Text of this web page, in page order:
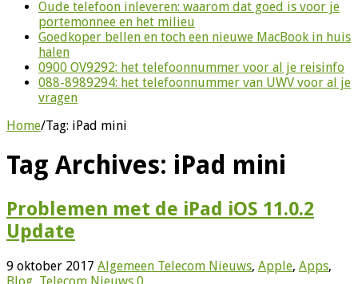
Oude telefoon inleveren: waarom dat goed is voor je
portemonnee en het milieu
Goedkoper bellen en toch een nieuwe MacBook in huis
halen
0900 OV9292: het telefoonnummer voor al je reisinfo
088-8989294: het telefoonnummer van UWV voor al je
vragen
Home/Tag: iPad mini
Tag Archives: iPad mini
Problemen met de iPad iOS 11.0.2
Update
9 oktober 2017 Algemeen Telecom Nieuws, Apple, Apps,
Blog Telecom Nieuws 0